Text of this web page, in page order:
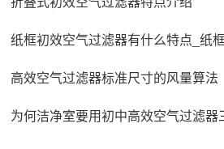
纸框初效空气过滤器有什么特点_纸
高效空气过滤器标准尺寸的风量算法
为何洁净室要用初中高效空气过滤器